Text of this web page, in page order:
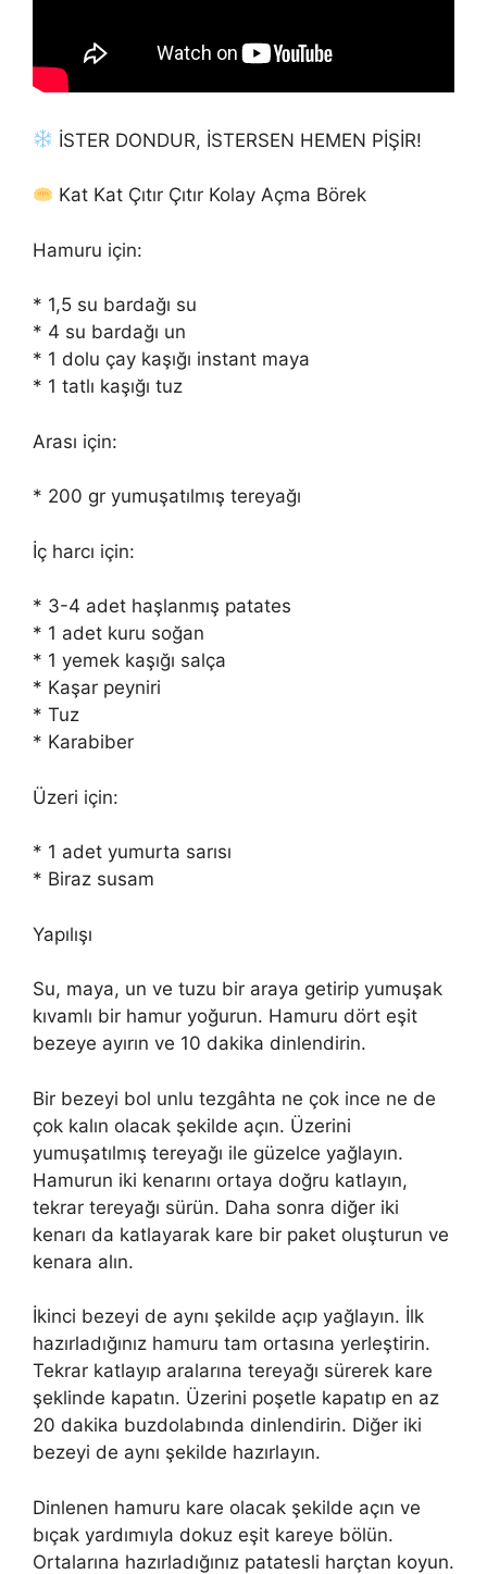
İSTER DONDUR, İSTERSEN HEMEN PİŞİR!
Kat Kat Çıtır Çıtır Kolay Açma Börek
Hamuru için:
* 1,5 su bardağı su
* 4 su bardağı un
* 1 dolu çay kaşığı instant maya
* 1 tatlı kaşığı tuz
Arası için:
* 200 gr yumuşatılmış tereyağı
İç harcı için:
* 3-4 adet haşlanmış patates
* 1 adet kuru soğan
* 1 yemek kaşığı salça
* Kaşar peyniri
* Tuz
* Karabiber
Üzeri için:
* 1 adet yumurta sarısı
* Biraz susam
Yapılışı
Su, maya, un ve tuzu bir araya getirip yumuşak
kıvamlı bir hamur yoğurun. Hamuru dört eşit
bezeye ayırın ve 10 dakika dinlendirin.
Bir bezeyi bol unlu tezgâhta ne çok ince ne de
çok kalın olacak şekilde açın. Üzerini
yumuşatılmış tereyağı ile güzelce yağlayın.
Hamurun iki kenarını ortaya doğru katlayın,
tekrar tereyağı sürün. Daha sonra diğer iki
kenarı da katlayarak kare bir paket oluşturun ve
kenara alın.
İkinci bezeyi de aynı şekilde açıp yağlayın. İlk
hazırladığınız hamuru tam ortasına yerleştirin.
Tekrar katlayıp aralarına tereyağı sürerek kare
şeklinde kapatın. Üzerini poşetle kapatıp en az
20 dakika buzdolabında dinlendirin. Diğer iki
bezeyi de aynı şekilde hazırlayın.
Dinlenen hamuru kare olacak şekilde açın ve
bıçak yardımıyla dokuz eşit kareye bölün.
Ortalarına hazırladığınız patatesli harçtan koyun.